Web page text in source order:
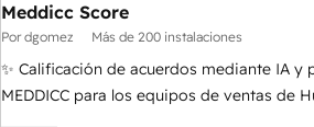
Meddicc Score
Por dgomez Más de 200 instalaciones
✨ Calificación de acuerdos mediante IA y
MEDDICC para los equipos de ventas de